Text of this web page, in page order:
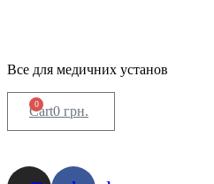
Все для медичних установ
0 грн.
0
Cart